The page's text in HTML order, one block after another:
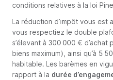
conditions relatives à la loi
La réduction d’impôt vous est
vous respectiez le double
s’élevant à 300 000 €
biens maximum), ainsi qu’à 5
habitable. Les barèmes en
rapport à la durée